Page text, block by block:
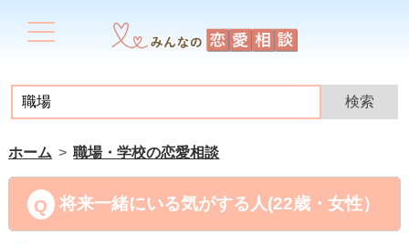
ホーム 職場・学校の恋愛相談
将来一緒にいる気がする人(22歳・女性）